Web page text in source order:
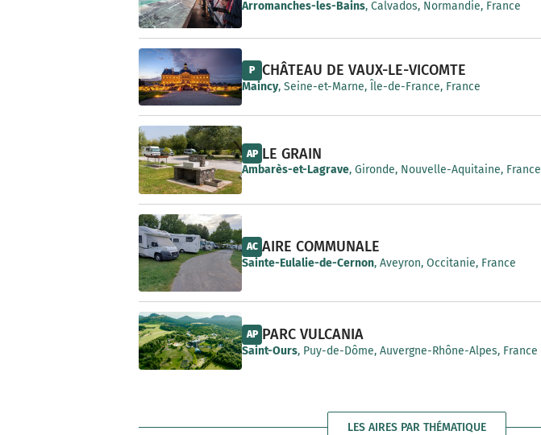
e
Arromanches-les-Bains, Calvados, Normandie, France
P CHÂTEAU DE VAUX-LE-VICOMTE
Maincy, Seine-et-Marne, Île-de-France, France
AP LE GRAIN
Ambarès-et-Lagrave, Gironde, Nouvelle-Aquitaine, France
AC AIRE COMMUNALE
Sainte-Eulalie-de-Cernon, Aveyron, Occitanie, France
AP PARC VULCANIA
Saint-Ours, Puy-de-Dôme, Auvergne-Rhône-Alpes, France
LES AIRES PAR THÉMATIQUE